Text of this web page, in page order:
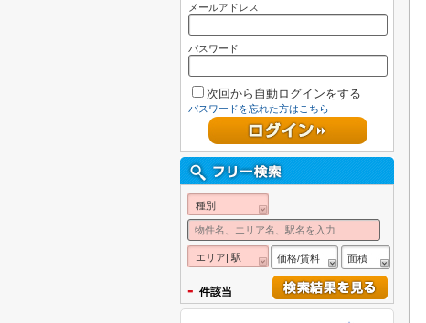
メールアドレス
パスワード
次回から自動ログインをする
パスワードを忘れた方はこちら
種別
エリア| 駅 価格/賃料 面積
- 件該当